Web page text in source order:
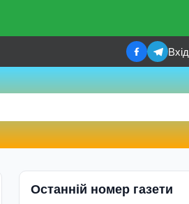
Вхід
Останній номер газети